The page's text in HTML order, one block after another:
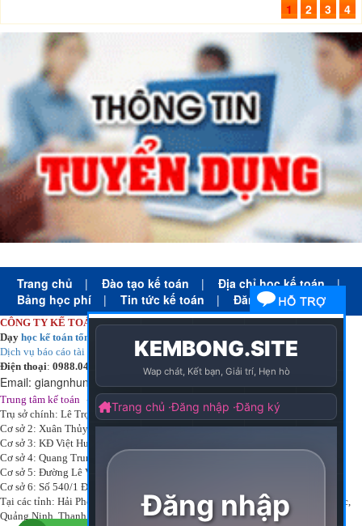
1 2 3 4
Trang chủ | Đào tạo kế toán | Địa chỉ học kế toán
|
Bảng học phí
| Tin tức kế toán | Đăng ký học
CÔNG TY KẾ TOÁN HÀ NỘI
Dạy học kế toán tổng hợp
thực tế cấp tốc mọi trình độ
Dịch vụ báo cáo tài chính
chuyên nghiệp uy tín giá rẻ
Điện thoại: 0988.043.053
Email: giangnhungkthn@gmail.com
Trung tâm kế toán - Công ty kế toán hà nội ạyhọc kế toántại:
Trụ sở chính: Lê Trọng Tấn - Thanh Xuân - Hà Nội
Cơ sở 2: Xuân Thủy - Cầu Giấy - Hà Nội
Cơ sở 3: KĐ Việt Hưng - Long Biên - Hà Nội
Cơ sở 4: Quang Trung - Hà Đông - Hà Nội
Cơ sở 5: Đường Lê Văn Thịnh – P. Suối Hoa– Tp. Bắc Ninh.
Cơ sở 6: Số 540/1 Đường Cách mạng tháng 8 – Quận 3 – Tp. Hồ Chí Minh.
Tại các tỉnh: Hải Phòng, Nam Định, Bắc Ninh, Thái bình, Bắc Giang, Vĩnh Phúc,
Quảng Ninh, Thanh Hóa, Phú Thọ, Thái Nguyên, TPHCM